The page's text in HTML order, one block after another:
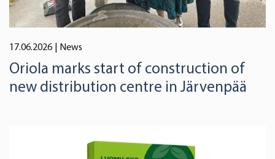
17.06.2026 | News
Oriola marks start of construction of
new distribution centre in Järvenpää